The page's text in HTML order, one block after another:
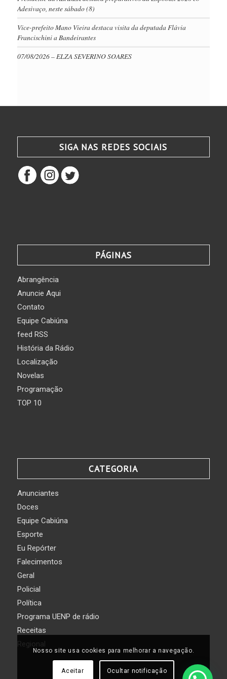
Adesivaço, neste sábado (8)
Vice-prefeito Mano Vieira destaca visita da deputada Flávia
Francischini a Bandeirantes
07/08/2026 – ELZA SEVERINO SOARES
SIGA NAS REDES SOCIAIS
PÁGINAS
Abrangência
Anuncie Aqui
Contato
Equipe Cabiúna
feed RSS
História da Rádio
Localização
Novelas
Programação
TOP 10
CATEGORIA
Anunciantes
Doces
Equipe Cabiúna
Esporte
Eu Repórter
Falecimentos
Geral
Policial
Política
Programa UENP de rádio
Receitas
Regional
Nosso site usa cookies para melhorar a navegação.
Aceitar Ocultar notificação